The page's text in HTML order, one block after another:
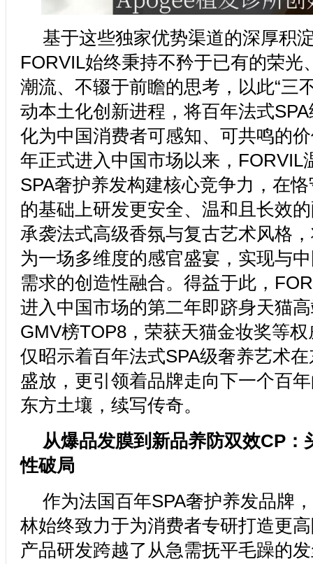
基于这些独家优势渠道的深厚积
FORVIL始终秉持不矜于已有的荣光
潮流、不辍于前瞻的思考，以此“三
动本土化创新进程，将百年法式
化为中国消费者可感知、可共鸣的
年正式进入中国市场以来，FORVIL
SPA奢护养发构建核心竞争力，在
的基础上研发更安全、温和且长效
承袭法式高级香氛与复古艺术风格
为一场多维度的感官盛宴，实现与
需求的创造性融合。得益于此，
进入中国市场的第二年即跻身天猫
GMV榜TOP8，荣获天猫金妆奖等
仅昭示着百年法式SPA级奢养艺术
盛放，更引领着品牌走向下一个百
东方土壤，续写传奇。
从爆品发膜到新品养防双效CP：
性破局
作为法国百年SPA奢护养发品牌
林始终致力于为消费者专研打造更
产品研发跨越了从急需抚平毛躁的